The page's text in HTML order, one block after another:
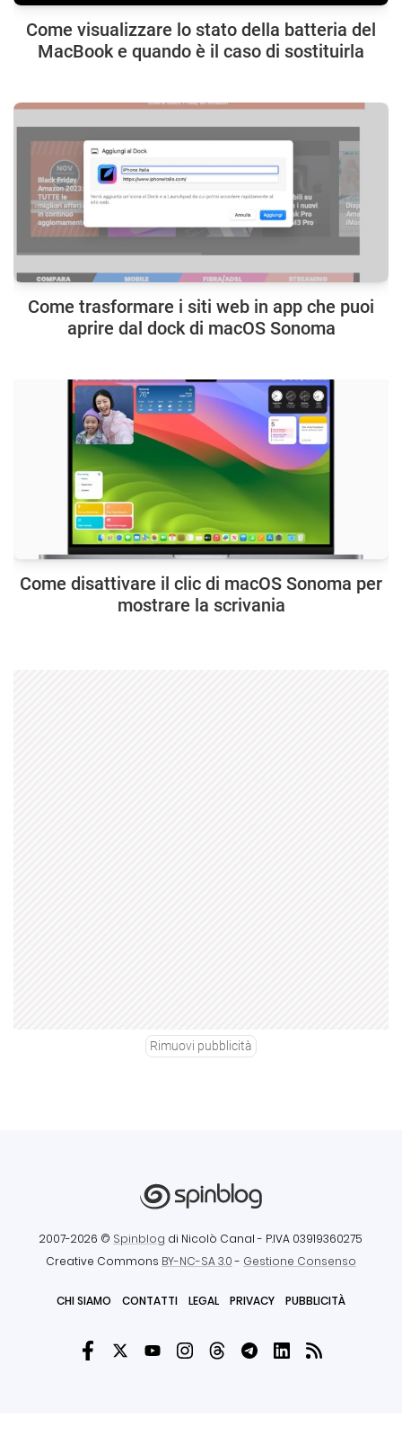
Come visualizzare lo stato della batteria del
MacBook e quando è il caso di sostituirla
Come trasformare i siti web in app che puoi
aprire dal dock di macOS Sonoma
Come disattivare il clic di macOS Sonoma per
mostrare la scrivania
Rimuovi pubblicità
2007-2026 © Spinblog di Nicolò Canal - P.IVA 03919360275
Creative Commons BY-NC-SA 3.0- Gestione Consenso
CHI SIAMO CONTATTI LEGAL PRIVACY PUBBLICITÀ